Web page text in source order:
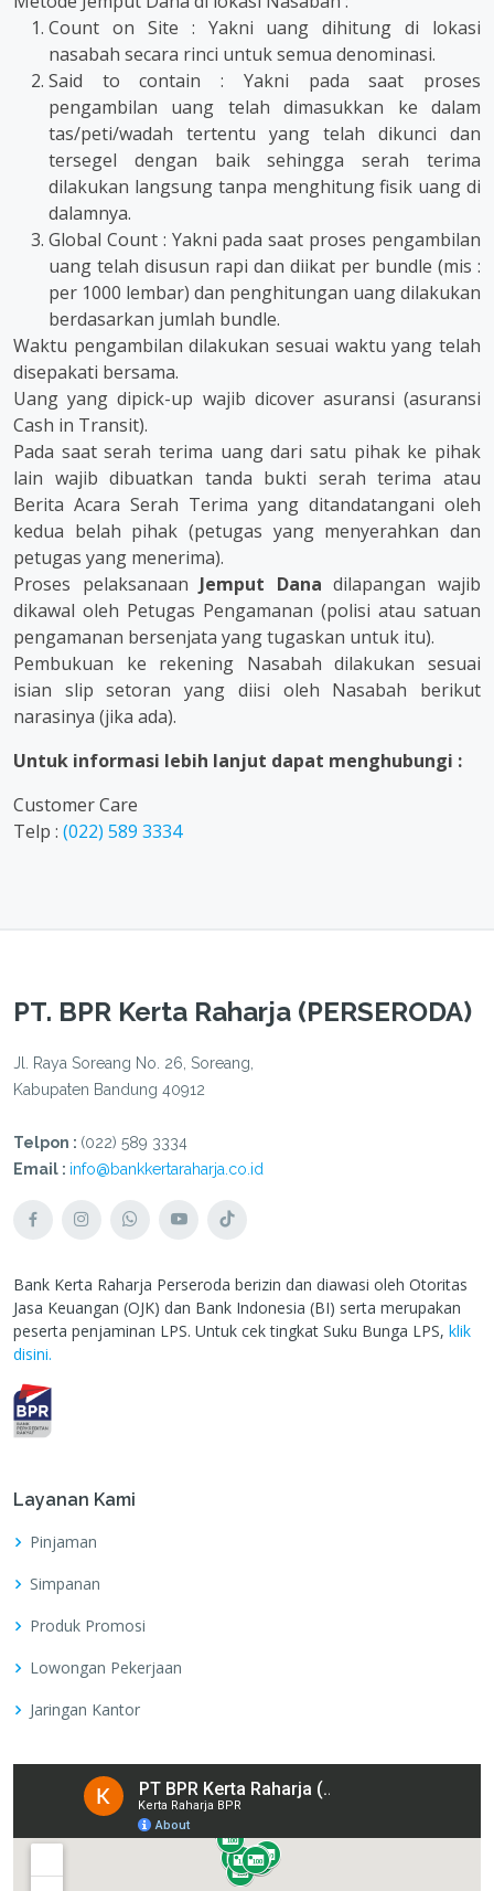
Count on Site : Yakni uang dihitung di lokasi
nasabah secara rinci untuk semua denominasi.
Said to contain : Yakni pada saat proses
pengambilan uang telah dimasukkan ke dalam
tas/peti/wadah tertentu yang telah dikunci dan
tersegel dengan baik sehingga serah terima
dilakukan langsung tanpa menghitung fisik uang di
dalamnya.
Global Count : Yakni pada saat proses pengambilan
uang telah disusun rapi dan diikat per bundle (mis :
per 1000 lembar) dan penghitungan uang dilakukan
berdasarkan jumlah bundle.
Waktu pengambilan dilakukan sesuai waktu yang telah
disepakati bersama.
Uang yang dipick-up wajib dicover asuransi (asuransi
Cash in Transit).
Pada saat serah terima uang dari satu pihak ke pihak
lain wajib dibuatkan tanda bukti serah terima atau
Berita Acara Serah Terima yang ditandatangani oleh
kedua belah pihak (petugas yang menyerahkan dan
petugas yang menerima).
Proses pelaksanaan Jemput Dana dilapangan wajib
dikawal oleh Petugas Pengamanan (polisi atau satuan
pengamanan bersenjata yang tugaskan untuk itu).
Pembukuan ke rekening Nasabah dilakukan sesuai
isian slip setoran yang diisi oleh Nasabah berikut
narasinya (jika ada).
Untuk informasi lebih lanjut dapat menghubungi :
Customer Care
Telp : (022) 589 3334
PT. BPR Kerta Raharja (PERSERODA)
Jl. Raya Soreang No. 26, Soreang,
Kabupaten Bandung 40912
Telpon : (022) 589 3334
Email : info@bankkertaraharja.co.id
Bank Kerta Raharja Perseroda berizin dan diawasi oleh Otoritas
Jasa Keuangan (OJK) dan Bank Indonesia (BI) serta merupakan
peserta penjaminan LPS. Untuk cek tingkat Suku Bunga LPS, klik
disini.
Layanan Kami
Pinjaman
Simpanan
Produk Promosi
Lowongan Pekerjaan
Jaringan Kantor